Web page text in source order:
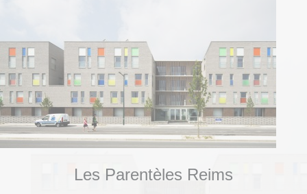
Les Parentèles Reims